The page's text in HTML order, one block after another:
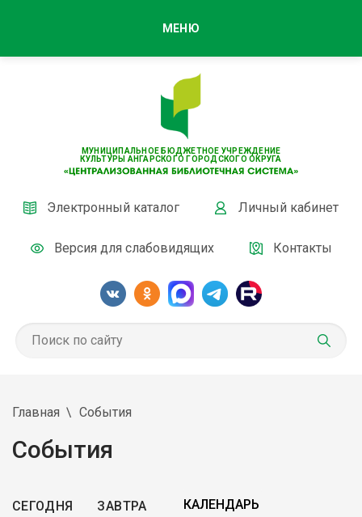
МУНИЦИПАЛЬНОЕ БЮДЖЕТНОЕ УЧРЕЖДЕНИЕ
КУЛЬТУРЫ АНГАРСКОГО ГОРОДСКОГО ОКРУГА
Электронный каталог Личный кабинет
Версия для слабовидящих Контакты
МЕНЮ
Главная События
События
СЕГОДНЯ ЗАВТРА